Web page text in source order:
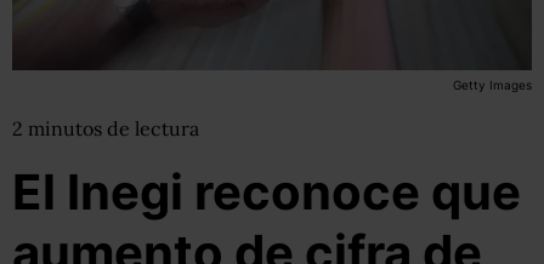
Getty Images
2 minutos de lectura
El Inegi reconoce que